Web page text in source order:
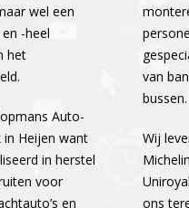
wel een
-heel
het
Auto-
in Heijen want
in herstel
voor
en
van
bussen.
Wij
ons